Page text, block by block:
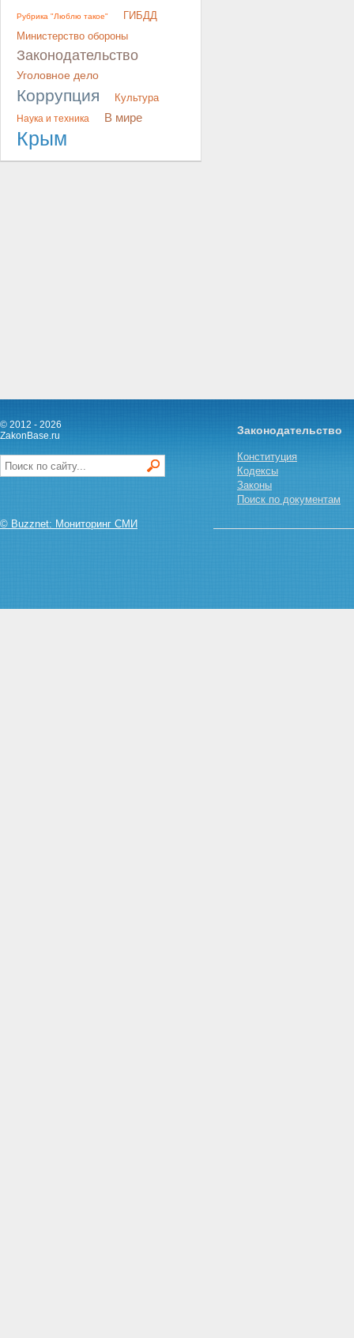
Рубрика "Люблю такое"
ГИБДД
Министерство обороны
Законодательство
Уголовное дело
Коррупция Культура
Наука и техника В мире
Крым
© 2012 - 2026
ZakonBase.ru
© Buzznet: Мониторинг СМИ
Законодательство
Конституция
Кодексы
Законы
Поиск по документам